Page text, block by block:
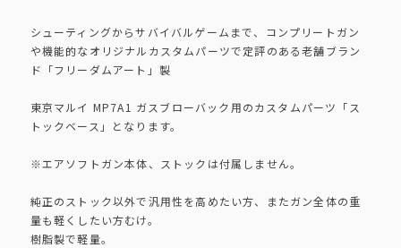
シューティングからサバイバルゲームまで、コンプリートガン
や機能的なオリジナルカスタムパーツで定評のある老舗ブラン
ド「フリーダムアート」製
東京マルイ MP7A1 ガスブローバック用のカスタムパーツ「ス
トックベース」となります。
※エアソフトガン本体、ストックは付属しません。
純正のストック以外で汎用性を高めたい方、またガン全体の重
量も軽くしたい方むけ。
樹脂製で軽量。